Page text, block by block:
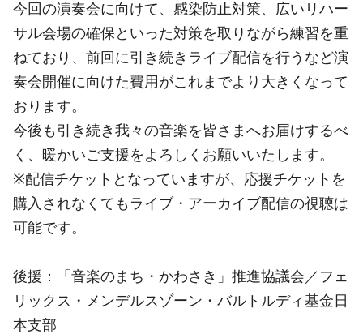
今回の演奏会に向けて、感染防止対策、広いリハー
サル会場の確保といった対策を取りながら練習を重
ねており、前回に引き続きライブ配信を行うなど演
奏会開催に向けた費用がこれまでより大きくなって
おります。
今後も引き続き我々の音楽を皆さまへお届けするべ
く、暖かいご支援をよろしくお願いいたします。
※配信チケットとなっていますが、応援チケットを
購入されなくてもライブ・アーカイブ配信の視聴は
可能です。
後援：「音楽のまち・かわさき」推進協議会／フェ
リックス・メンデルスゾーン・バルトルディ基金日
本支部